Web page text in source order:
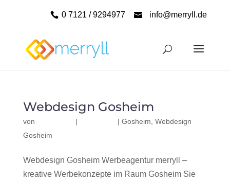
0 7121 / 9294977 info@merryll.de
Webdesign Gosheim
von | | Gosheim Webdesign
Gosheim
Webdesign Gosheim Werbeagentur merryll –
kreative Werbekonzepte im Raum Gosheim Sie